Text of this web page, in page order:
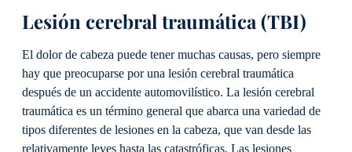
Lesión cerebral traumática (TBI)
El dolor de cabeza puede tener muchas causas, pero siempre
hay que preocuparse por una lesión cerebral traumática
después de un accidente automovilístico. La lesión cerebral
traumática es un término general que abarca una variedad de
tipos diferentes de lesiones en la cabeza, que van desde las
relativamente leves hasta las catastróficas. Las lesiones